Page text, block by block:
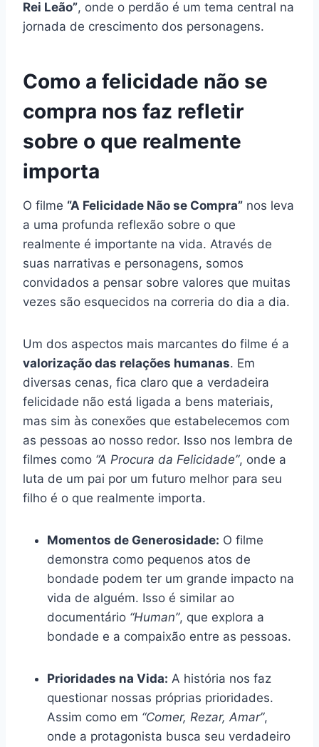
Rei Leão”, onde o perdão é um tema central na
jornada de crescimento dos personagens.
Como a felicidade não se
compra nos faz refletir
sobre o que realmente
importa
O filme “A Felicidade Não se Compra” nos leva
a uma profunda reflexão sobre o que
realmente é importante na vida. Através de
suas narrativas e personagens, somos
convidados a pensar sobre valores que muitas
vezes são esquecidos na correria do dia a dia.
Um dos aspectos mais marcantes do filme é a
valorização das relações humanas. Em
diversas cenas, fica claro que a verdadeira
felicidade não está ligada a bens materiais,
mas sim às conexões que estabelecemos com
as pessoas ao nosso redor. Isso nos lembra de
filmes como “A Procura da Felicidade”, onde a
luta de um pai por um futuro melhor para seu
filho é o que realmente importa.
Momentos de Generosidade: O filme
demonstra como pequenos atos de
bondade podem ter um grande impacto na
vida de alguém. Isso é similar ao
documentário “Human”, que explora a
bondade e a compaixão entre as pessoas.
Prioridades na Vida: A história nos faz
questionar nossas próprias prioridades.
Assim como em “Comer, Rezar, Amar”,
onde a protagonista busca seu verdadeiro